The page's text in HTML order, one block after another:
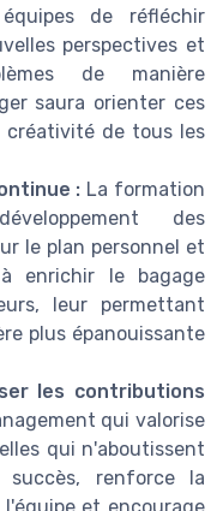
de réfléchir
perspectives et
de manière
saura orienter ces
créativité de tous les
: La formation
des
le plan personnel et
enrichir le bagage
leur permettant
plus épanouissante
les contributions
qui valorise
qui n'aboutissent
renforce la